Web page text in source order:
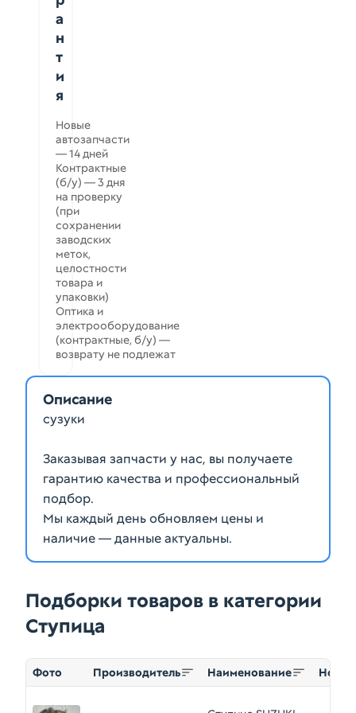
а
н
т
и
я
Новые
автозапчасти
— 14 дней
Контрактные
(б/у) — 3 дня
на проверку
(при
сохранении
заводских
меток,
целостности
товара и
упаковки)
Оптика и
электрооборудование
(контрактные, б/у) —
возврату не подлежат
Описание
сузуки
Заказывая запчасти у нас, вы получаете
гарантию качества и профессиональный
подбор.
Мы каждый день обновляем цены и
наличие — данные актуальны.
Подборки товаров в категории
Ступица
Фото Производитель Наименование Номер